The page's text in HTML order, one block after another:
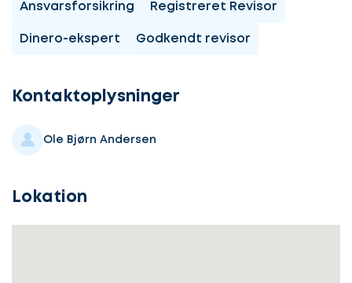
Ansvarsforsikring Registreret Revisor
Dinero-ekspert Godkendt revisor
Kontaktoplysninger
Ole Bjørn Andersen
Lokation
komme
gang